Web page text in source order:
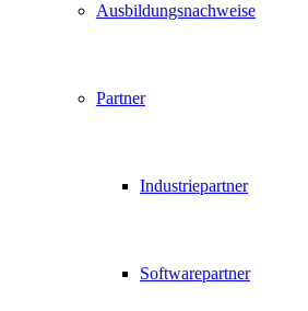
Ausbildungsnachweise
Partner
Industriepartner
Softwarepartner